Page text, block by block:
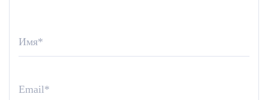
Имя*
Email*